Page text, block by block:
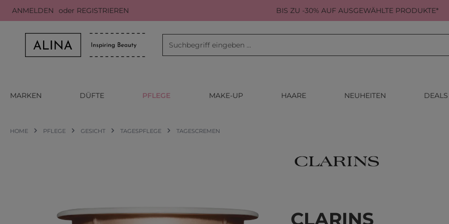
Hauptinhalt springen
Zur Suche springen
Zur Hauptnavigation springen
ANMELDEN oder REGISTRIEREN BIS ZU -30% AUF AUSGEWÄHLTE PRODUKTE*
MARKEN DÜFTE PFLEGE MAKE-UP HAARE NEUHEITEN DEALS
HOME PFLEGE GESICHT TAGESPFLEGE TAGESCREMEN
CLARINS